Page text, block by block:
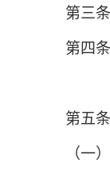
第三
第四
第五
（一